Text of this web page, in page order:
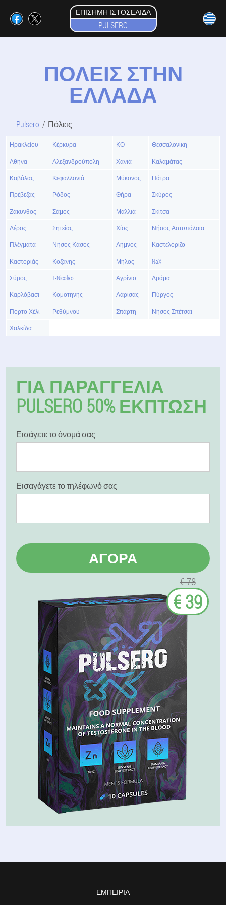
ΕΠΊΣΗΜΗ ΙΣΤΟΣΕΛΊΔΑ
PULSERO
ΠΌΛΕΙΣ ΣΤΗΝ
ΕΛΛΆΔΑ
Pulsero Πόλεις
Ηρακλείου Κέρκυρα ΚΟ Θεσσαλονίκη
Αθήνα Αλεξανδρούπολη Χανιά Καλαμάτας
Καβάλας Κεφαλλονιά Μύκονος Πάτρα
Πρέβεζας Ρόδος Θήρα Σκύρος
Ζάκυνθος Σάμος Μαλλιά Σκίτσα
Λέρος Σητείας Χίος Νήσος Αστυπάλαια
Πλέγματα Νήσος Κάσος Λήμνος Καστελόριζο
Καστοριάς Κοζάνης Μήλος NaX
Σύρος T-Nicolao Αγρίνιο Δράμα
Καρλόβασι Κομοτηνής Λάρισας Πύργος
Πόρτο Χέλι Ρεθύμνου Σπάρτη Νήσος Σπέτσαι
Χαλκίδα
ΓΙΑ ΠΑΡΑΓΓΕΛΊΑ
PULSERO 50% ΕΚΠΤΩΣΗ
Εισάγετε το όνομά σας
Εισαγάγετε το τηλέφωνό σας
ΑΓΟΡΆ
€ 78
€ 39
ΕΜΠΕΙΡΊΑ